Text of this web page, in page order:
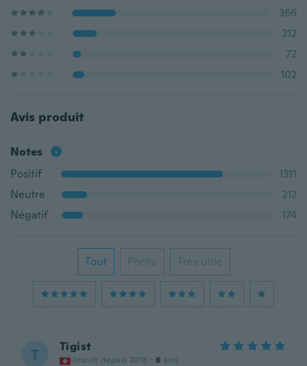
366
212
72
102
Avis produit
Notes
Positif
1311
Neutre
212
Négatif
174
Tout Photo Très utile
T Tigist
Inscrit depuis 2018 · 6 avis